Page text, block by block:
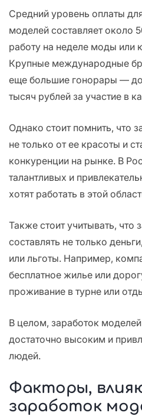
Средний уровень оплаты
моделей составляет около
работу на неделе моды или
Крупные международные
еще большие гонорары — до
тысяч рублей за участие в
Однако стоит помнить, что
не только от ее красоты и
конкуренции на рынке. В
талантливых и
хотят работать в этой
Также стоит учитывать, что
составлять не только
или льготы. Например,
бесплатное жилье или
проживание в турне или
В целом, заработок
достаточно высоким и
людей.
Факторы,
заработок